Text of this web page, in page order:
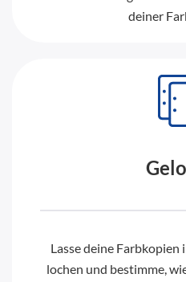
deiner
Lasse deine
lochen und bestimme,